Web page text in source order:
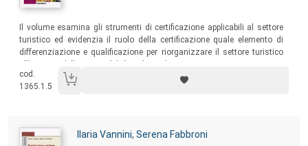
Sommario:
Il volume esamina gli strumenti di certificazione applicabili al settore
turistico ed evidenzia il ruolo della certificazione quale elemento di
differenziazione e qualificazione per riorganizzare il settore turistico
cod.
1365.1.5
Autori:
Ilaria Vannini, Serena Fabbroni